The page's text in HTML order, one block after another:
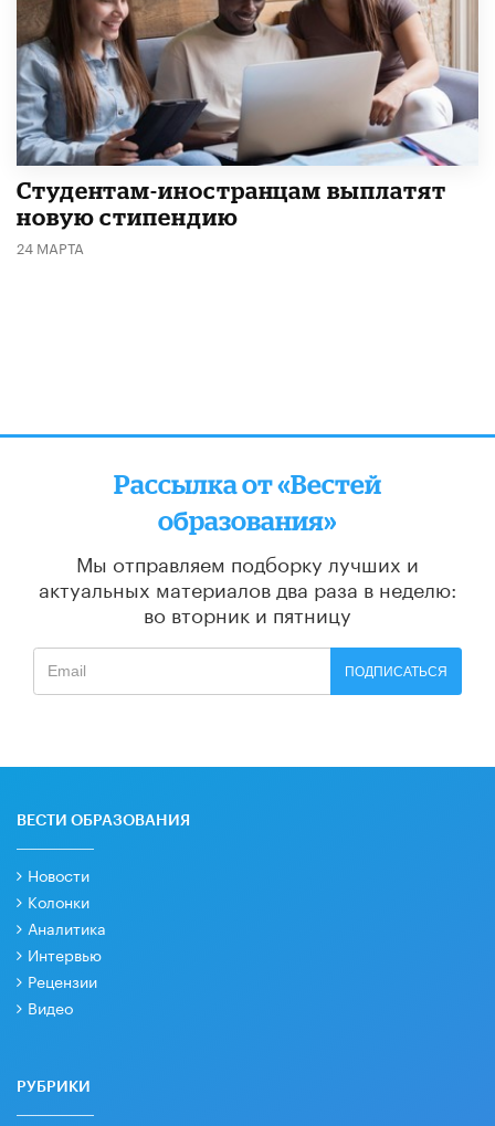
Студентам-иностранцам выплатят
новую стипендию
24 МАРТА
Рассылка от «Вестей
образования»
Мы отправляем подборку лучших и
актуальных материалов два раза в неделю:
во вторник и пятницу
ПОДПИСАТЬСЯ
ВЕСТИ ОБРАЗОВАНИЯ
Новости
Колонки
Аналитика
Интервью
Рецензии
Видео
РУБРИКИ